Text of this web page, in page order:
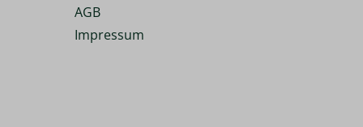
AGB
Impressum